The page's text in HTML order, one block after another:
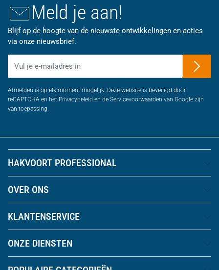
Meld je aan!
Blijf op de hoogte van de nieuwste ontwikkelingen en acties
via onze nieuwsbrief.
Afmelden is op elk moment mogelijk. Deze website is beveiligd door
reCAPTCHA en het Privacybeleid en de Servicevoorwaarden van Google zijn
van toepassing.
HAKVOORT PROFESSIONAL
OVER ONS
KLANTENSERVICE
ONZE DIENSTEN